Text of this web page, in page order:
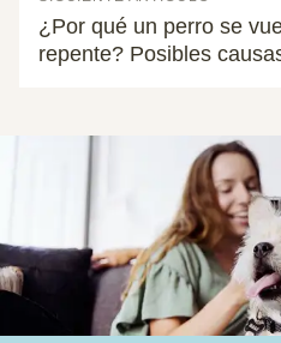
¿Por qué un perro se
repente? Posibles